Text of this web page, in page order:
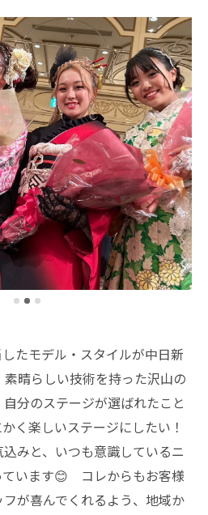
たモデル・スタイルが中日新
晴らしい技術を持った沢山の
分のステージが選ばれたこと
く楽しいステージにしたい！
みと、いつも意識しているニ
ています😊 コレからもお客様
が喜んでくれるよう、地域か